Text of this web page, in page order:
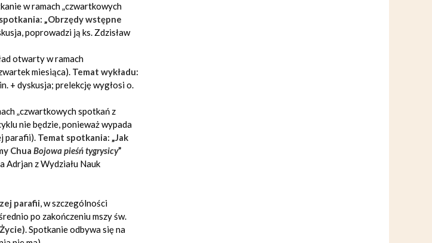
w ramach „czwartkowych
„Obrzędy wstępne
poprowadzi ją ks. Zdzisław
otwarty w ramach
miesiąca). Temat wykładu:
+ dyskusja; prelekcję wygłosi o.
„czwartkowych spotkań z
nie będzie, ponieważ wypada
parafii). Temat spotkania: „Jak
Chua Bojowa pieśń tygrysicy”
Adrjan z Wydziału Nauk
parafii, w szczególności
po zakończeniu mszy św.
. Spotkanie odbywa się na